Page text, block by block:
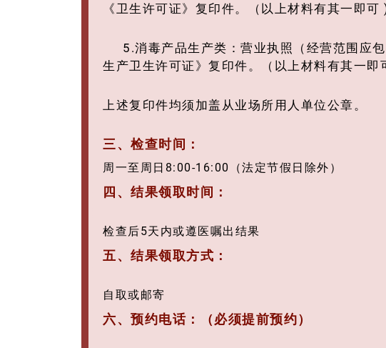
《卫生许可证》复印件。（以上材料有其一即可
5.消毒产品生产类：营业执照（经营范围应
生产卫生许可证》复印件。（以上材料有其一即
上述复印件均须加盖从业场所用人单位公章。
三、 检查时间：
周一至周日8:00-16:00 （法定节假日除外）
四、 结果领取时间：
检查后5天内或遵医嘱出结果
五、结果领取方式：
自取或邮寄
六、预约电话：（必须提前预约）